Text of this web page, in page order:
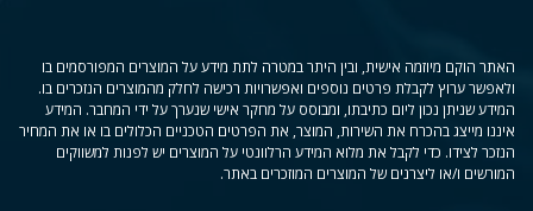
האתר הוקם מיוזמה אישית, ובין היתר במטרה לתת מידע על המוצרים המפורסמים בו
ולאפשר ערוץ לקבלת פרטים נוספים ואפשרויות רכישה לחלק מהמוצרים הנזכרים בו.
המידע שניתן נכון ליום כתיבתו, ומבוסס על מחקר אישי שנערך על ידי המחבר. המידע
איננו מייצג בהכרח את השירות, המוצר, את הפרטים הטכניים הכלולים בו או את המחיר
הנזכר לצידו. כדי לקבל את מלוא המידע הרלוונטי על המוצרים יש לפנות למשווקים
המורשים ו/או ליצרנים של המוצרים המוזכרים באתר.